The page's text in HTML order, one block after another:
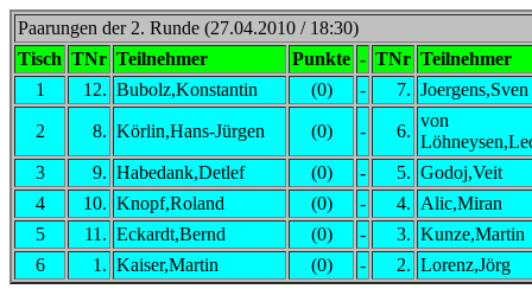
Paarungen der 2. Runde (27.04.2010 / 18:30)
Tisch TNr Teilnehmer Punkte - TNr Teilnehmer
1
12. Bubolz,Konstantin (0) - 7. Joergens,Sven
2 8. Körlin,Hans-Jürgen (0) - 6.
von
3
9. Habedank,Detlef (0) - 5. Godoj,Veit
4
10. Knopf,Roland (0) - 4. Alic,Miran
5
11. Eckardt,Bernd (0) - 3. Kunze,Martin
6
1. Kaiser,Martin (0) - 2. Lorenz,Jörg